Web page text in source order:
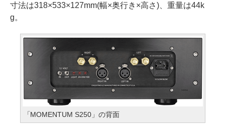
寸法は318×533×127mm(幅×奥行き×高さ)、重量は44k
g。
「MOMENTUM S250」の背面